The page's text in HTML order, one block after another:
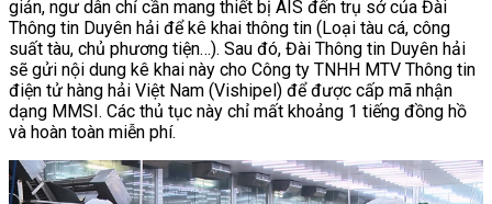
giản, ngư dân chỉ cần mang thiết bị AIS đến trụ sở của Đài
Thông tin Duyên hải để kê khai thông tin (Loại tàu cá, công
suất tàu, chủ phương tiện…). Sau đó, Đài Thông tin Duyên hải
sẽ gửi nội dung kê khai này cho Công ty TNHH MTV Thông tin
điện tử hàng hải Việt Nam (Vishipel) để được cấp mã nhận
dạng MMSI. Các thủ tục này chỉ mất khoảng 1 tiếng đồng hồ
và hoàn toàn miễn phí.